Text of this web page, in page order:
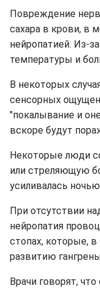
Повреждение
сахара в крови, в
нейропатией. Из-
температуры и
В некоторых
сенсорных
"покалывание и
вскоре будут
Некоторые люди
или стреляющую
усиливалась
При отсутствии
нейропатия
стопах, которые,
развитию
Врачи говорят,